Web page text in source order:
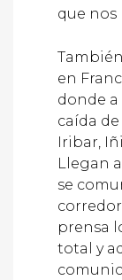
que nos
en
donde a
caída
Iribar,
Llegan
se
prensa
total y